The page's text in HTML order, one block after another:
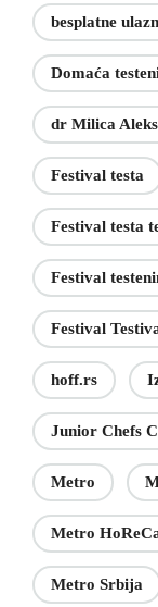
besplatne
Domaća
dr Milica
Festival testa
Festival testa
Festival
Festival
hoff.rs
Junior Chefs
Metro
Metro
Metro Srbija